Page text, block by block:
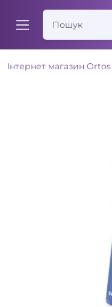
Інтернет магазин Ortos